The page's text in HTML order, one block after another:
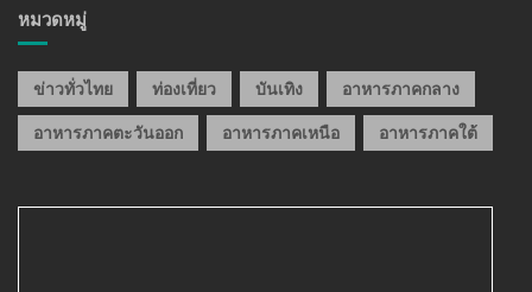
หมวดหมู่
ข่าวทั่วไทย ท่องเที่ยว บันเทิง อาหารภาคกลาง
อาหารภาคตะวันออก อาหารภาคเหนือ อาหารภาคใต้